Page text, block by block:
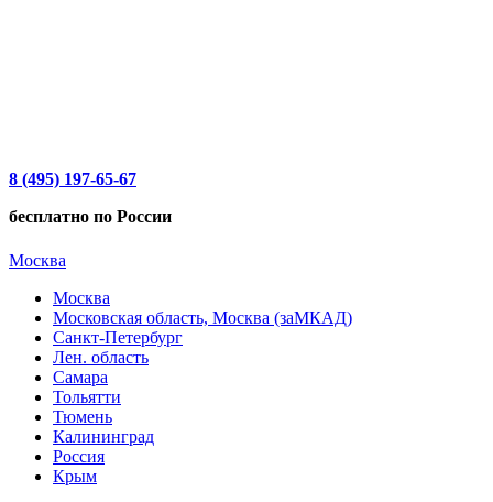
8 (495) 197-65-67
бесплатно по России
Москва
Москва
Московская область, Москва (заМКАД)
Санкт-Петербург
Лен. область
Самара
Тольятти
Тюмень
Калининград
Россия
Крым